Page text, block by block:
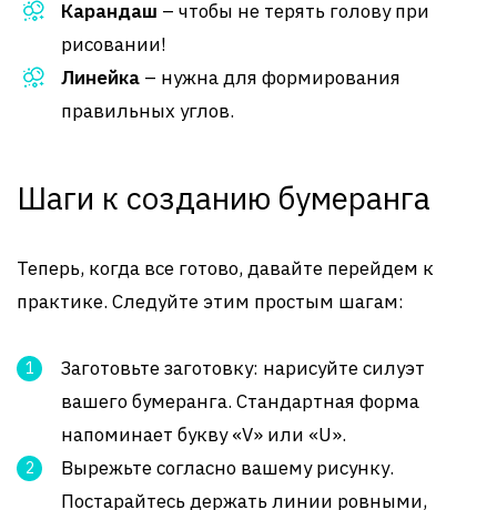
Карандаш – чтобы не терять голову при
рисовании!
Линейка – нужна для формирования
правильных углов.
Шаги к созданию бумеранга
Теперь, когда все готово, давайте перейдем к
практике. Следуйте этим простым шагам:
Заготовьте заготовку: нарисуйте силуэт
вашего бумеранга. Стандартная форма
напоминает букву «V» или «U».
Вырежьте согласно вашему рисунку.
Постарайтесь держать линии ровными,